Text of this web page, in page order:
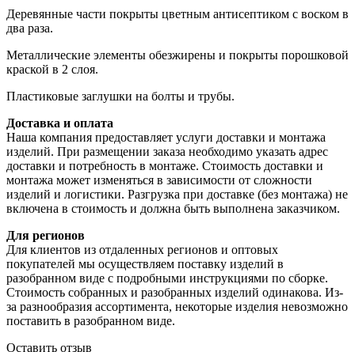
Деревянные части покрыты цветным антисептиком с воском в
два раза.
Металлические элементы обезжирены и покрыты порошковой
краской в 2 слоя.
Пластиковые заглушки на болты и трубы.
Доставка и оплата
Наша компания предоставляет услуги доставки и монтажа
изделий. При размещении заказа необходимо указать адрес
доставки и потребность в монтаже. Стоимость доставки и
монтажа может изменяться в зависимости от сложности
изделий и логистики. Разгрузка при доставке (без монтажа) не
включена в стоимость и должна быть выполнена заказчиком.
Для регионов
Для клиентов из отдаленных регионов и оптовых
покупателей мы осуществляем поставку изделий в
разобранном виде с подробными инструкциями по сборке.
Стоимость собранных и разобранных изделий одинакова. Из-
за разнообразия ассортимента, некоторые изделия невозможно
поставить в разобранном виде.
Оставить отзыв